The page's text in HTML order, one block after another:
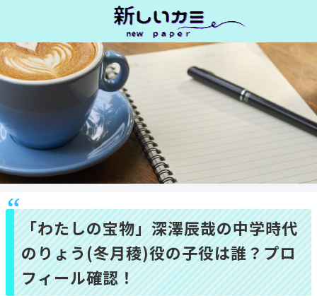
「わたしの宝物」深澤辰哉の中学時代
のりょう(冬月稜)役の子役は誰？プロ
フィール確認！